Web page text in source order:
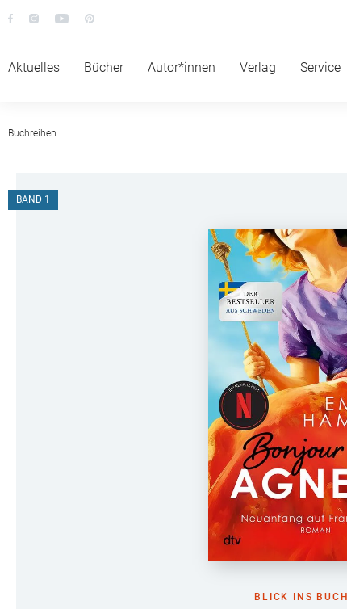
Aktuelles Bücher Autor*innen Verlag Service
Buchreihen
BLICK INS BUCH
BAND 1